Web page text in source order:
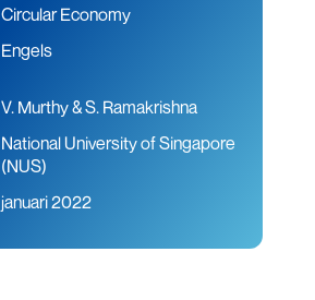
Circular Economy
Engels
V. Murthy & S. Ramakrishna
National University of Singapore
(NUS)
januari 2022